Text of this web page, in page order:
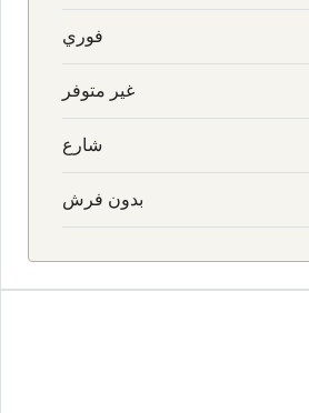
فوري
غير متوفر
شارع
بدون فرش